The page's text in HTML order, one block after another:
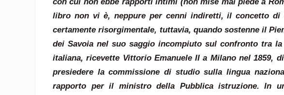
libro non vi è, neppure per cenni indiretti, il concetto di
certamente risorgimentale, tuttavia, quando sostenne il
dei Savoia nel suo saggio incompiuto sul confronto tra
italiana, ricevette Vittorio Emanuele II a Milano nel 1859,
presiedere la commissione di studio sulla lingua
rapporto per il ministro della Pubblica istruzione. In